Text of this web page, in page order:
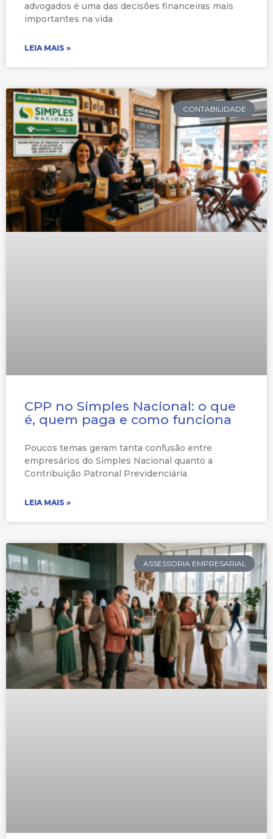
advogados é uma das decisões financeiras mais
importantes na vida
LEIA MAIS »
CONTABILIDADE
CPP no Simples Nacional: o que
é, quem paga e como funciona
Poucos temas geram tanta confusão entre
empresários do Simples Nacional quanto a
Contribuição Patronal Previdenciária
LEIA MAIS »
ASSESSORIA EMPRESARIAL